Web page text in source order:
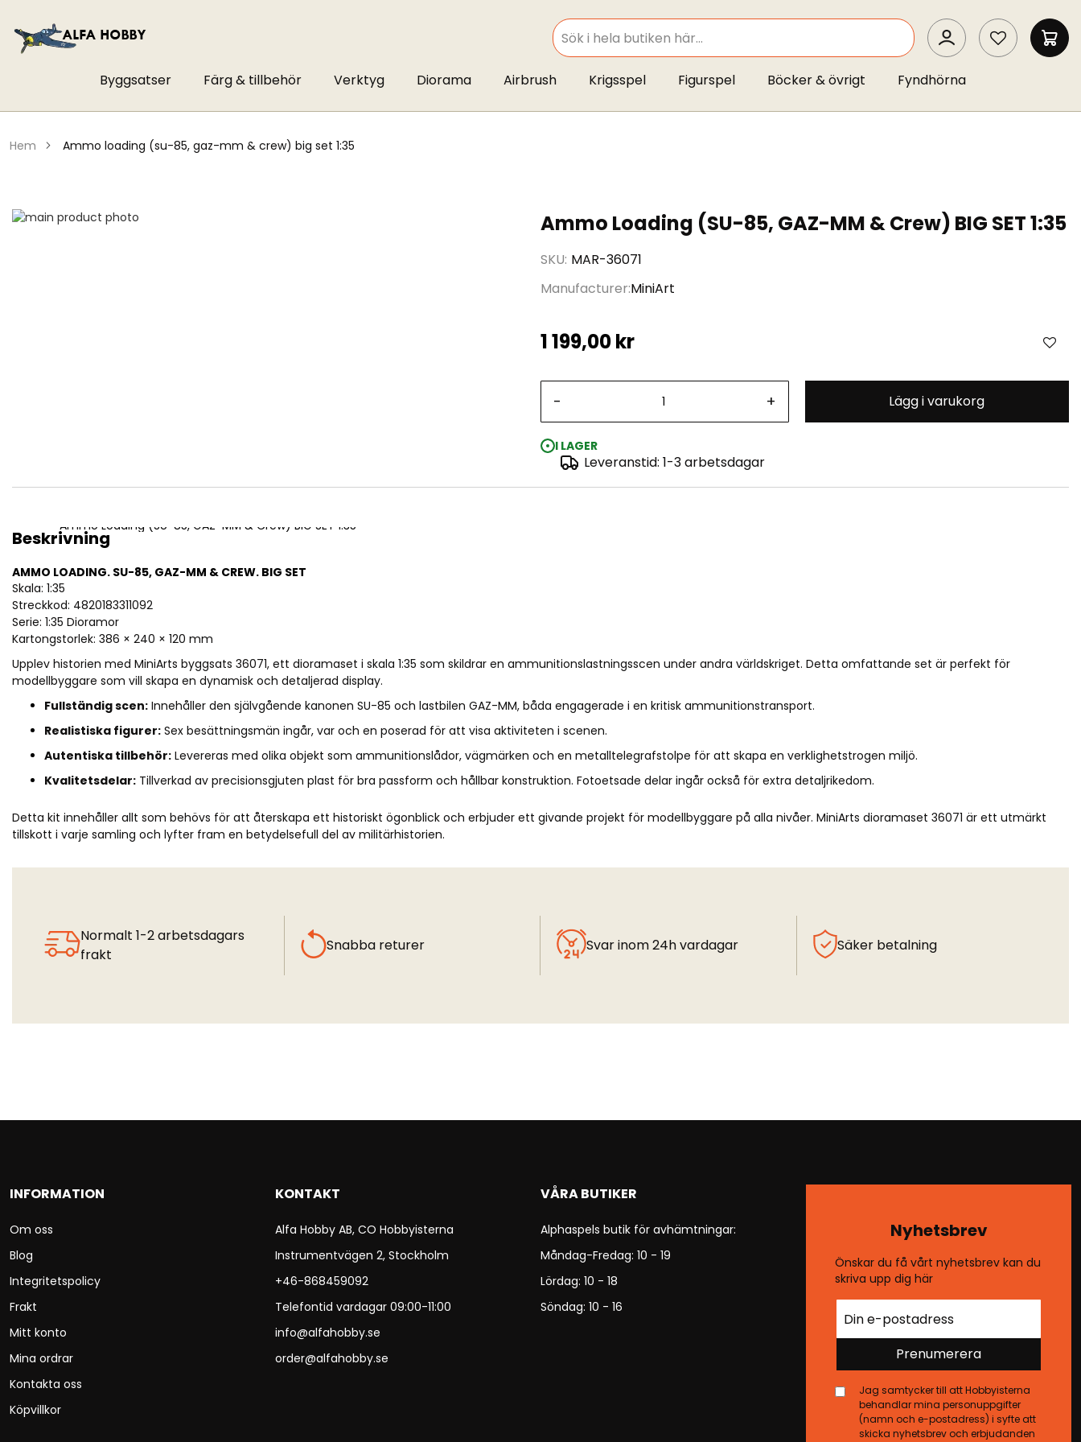
SEARCH
SEARCH
MIN
Byggsatser Färg & tillbehör Verktyg Diorama Airbrush Krigsspel Figurspel Böcker & övrigt Fyndhörna
hem ammo loading (su-85, gaz-mm & crew) big set 1:35
Ammo Loading (SU-85, GAZ-MM & Crew) BIG SET 1:35
SKU MAR-36071
Manufacturer MiniArt
1 199,00 kr
- + Lägg i varukorg
I LAGER
Leveranstid: 1-3 arbetsdagar
Hoppa
Ammo Loading (SU-85, GAZ-MM & Crew) BIG SET 1:35
Beskrivning
AMMO LOADING. SU-85, GAZ-MM & CREW. BIG SET
Skala: 1:35
Streckkod: 4820183311092
Serie: 1:35 Dioramor
Kartongstorlek: 386 × 240 × 120 mm
Upplev historien med MiniArts byggsats 36071, ett dioramaset i skala 1:35 som skildrar en ammunitionslastningsscen under andra världskriget. Detta omfattande set är perfekt för
modellbyggare som vill skapa en dynamisk och detaljerad display.
Fullständig scen: Innehåller den självgående kanonen SU-85 och lastbilen GAZ-MM, båda engagerade i en kritisk ammunitionstransport.
Realistiska figurer: Sex besättningsmän ingår, var och en poserad för att visa aktiviteten i scenen.
Autentiska tillbehör: Levereras med olika objekt som ammunitionslådor, vägmärken och en metalltelegrafstolpe för att skapa en verklighetstrogen miljö.
Kvalitetsdelar: Tillverkad av precisionsgjuten plast för bra passform och hållbar konstruktion. Fotoetsade delar ingår också för extra detaljrikedom.
Detta kit innehåller allt som behövs för att återskapa ett historiskt ögonblick och erbjuder ett givande projekt för modellbyggare på alla nivåer. MiniArts dioramaset 36071 är ett utmärkt
tillskott i varje samling och lyfter fram en betydelsefull del av militärhistorien.
Normalt 1-2 arbetsdagars
frakt
Snabba returer Svar inom 24h vardagar Säker betalning
INFORMATION
Om oss
Blog
Integritetspolicy
Frakt
Mitt konto
Mina ordrar
Kontakta oss
Köpvillkor
KONTAKT
Alfa Hobby AB, CO Hobbyisterna
Instrumentvägen 2, Stockholm
+46-868459092
Telefontid vardagar 09:00-11:00
info@alfahobby.se
order@alfahobby.se
VÅRA BUTIKER
Alphaspels butik för avhämtningar:
Måndag-Fredag: 10 - 19
Lördag: 10 - 18
Söndag: 10 - 16
Nyhetsbrev
Önskar du få vårt nyhetsbrev kan du
skriva upp dig här
Prenumerera
Jag samtycker till att Hobbyisterna
behandlar mina personuppgifter
(namn och e-postadress) i syfte att
skicka nyhetsbrev och erbjudanden